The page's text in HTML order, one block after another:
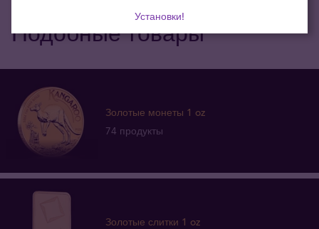
Подобные товары
Золотые монеты 1 oz
74 продукты
Золотые слитки 1 oz
Установки!